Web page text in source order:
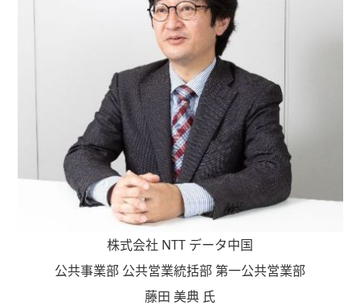
株式会社 NTT データ中国
公共事業部 公共営業統括部 第一公共営業部
藤田 美典 氏